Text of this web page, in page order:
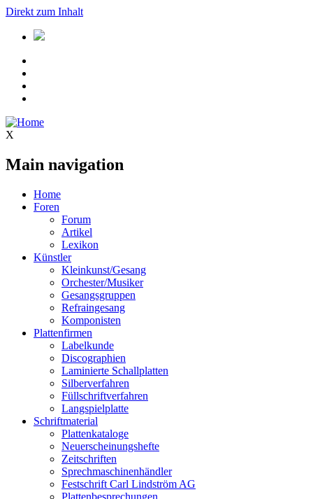
Direkt zum Inhalt
X
Main navigation
Home
Foren
Forum
Artikel
Lexikon
Künstler
Kleinkunst/Gesang
Orchester/Musiker
Gesangsgruppen
Refraingesang
Komponisten
Plattenfirmen
Labelkunde
Discographien
Laminierte Schallplatten
Silberverfahren
Füllschriftverfahren
Langspielplatte
Schriftmaterial
Plattenkataloge
Neuerscheinungshefte
Zeitschriften
Sprechmaschinenhändler
Festschrift Carl Lindström AG
Plattenbesprechungen